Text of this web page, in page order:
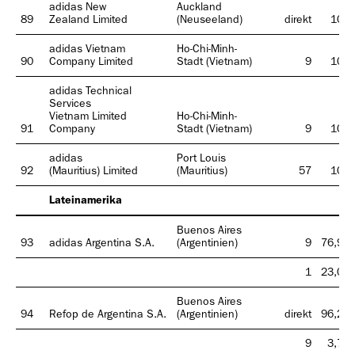
89
adidas New
Zealand Limited
Auckland
(Neuseeland)
direkt 100
90
adidas Vietnam
Company Limited
Ho-Chi-Minh-
Stadt (Vietnam)
9 100
91
adidas Technical
Services
Vietnam Limited
Company
Ho-Chi-Minh-
Stadt (Vietnam)
9 100
92
adidas
(Mauritius) Limited
Port Louis
(Mauritius)
57 100
Lateinamerika
93 adidas Argentina S.A.
Buenos Aires
(Argentinien)
9 76,96
1 23,04
94 Refop de Argentina S.A.
Buenos Aires
(Argentinien)
direkt 96,25
9 3,75